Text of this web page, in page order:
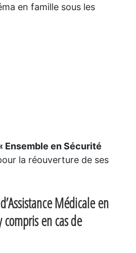
en famille sous les
Ensemble en Sécurité
la réouverture de ses
Médicale en
compris en cas de